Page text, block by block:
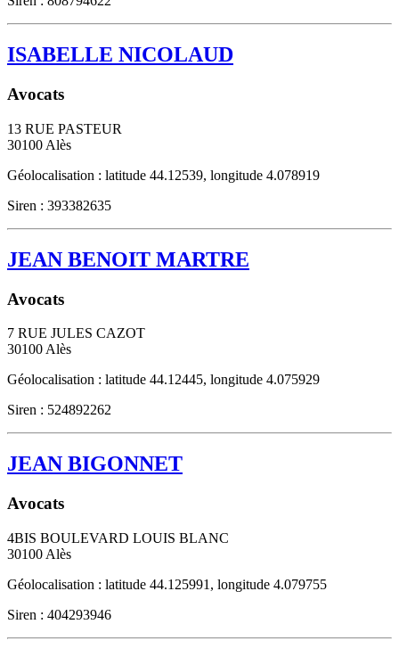
ISABELLE NICOLAUD
Avocats
13 RUE PASTEUR
30100 Alès
Géolocalisation : latitude 44.12539, longitude 4.078919
Siren : 393382635
JEAN BENOIT MARTRE
Avocats
7 RUE JULES CAZOT
30100 Alès
Géolocalisation : latitude 44.12445, longitude 4.075929
Siren : 524892262
JEAN BIGONNET
Avocats
4BIS BOULEVARD LOUIS BLANC
30100 Alès
Géolocalisation : latitude 44.125991, longitude 4.079755
Siren : 404293946